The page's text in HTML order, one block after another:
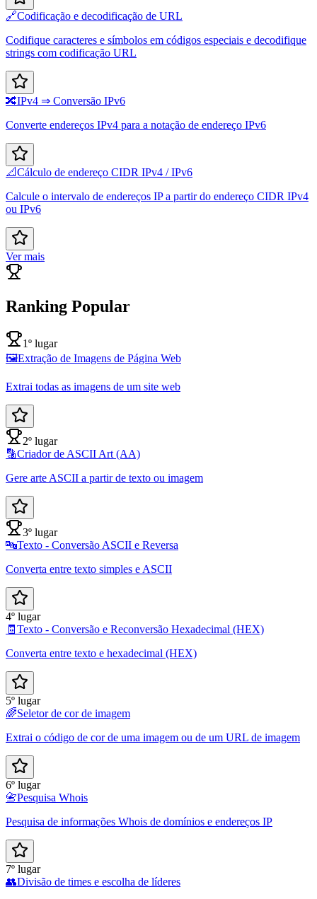
🔗Codificação e decodificação de URL
Codifique caracteres e símbolos em códigos especiais e decodifique
strings com codificação URL
🔀IPv4 ⇒ Conversão IPv6
Converte endereços IPv4 para a notação de endereço IPv6
📐Cálculo de endereço CIDR IPv4 / IPv6
Calcule o intervalo de endereços IP a partir do endereço CIDR IPv4
ou IPv6
Ver mais
Ranking Popular
1º lugar
🖼️Extração de Imagens de Página Web
Extrai todas as imagens de um site web
2º lugar
🔡Criador de ASCII Art (AA)
Gere arte ASCII a partir de texto ou imagem
3º lugar
🔤Texto - Conversão ASCII e Reversa
Converta entre texto simples e ASCII
4º lugar
🧾 Texto - Conversão e Reconversão Hexadecimal (HEX)
Converta entre texto e hexadecimal (HEX)
5º lugar
🌈Seletor de cor de imagem
Extrai o código de cor de uma imagem ou de um URL de imagem
6º lugar
📇Pesquisa Whois
Pesquisa de informações Whois de domínios e endereços IP
7º lugar
👥Divisão de times e escolha de líderes